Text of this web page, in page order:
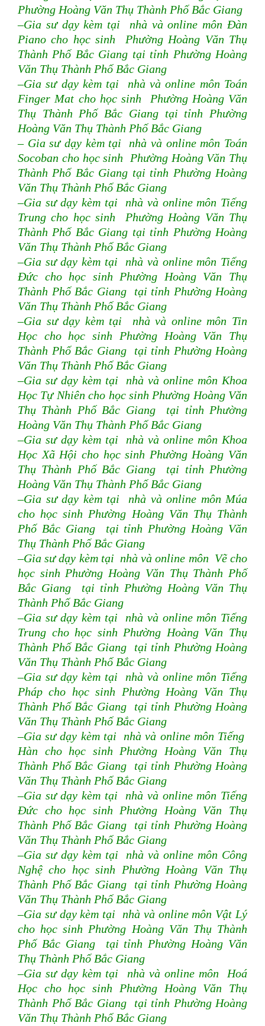
Phường Hoàng Văn Thụ Thành Phố Bắc Giang
–Gia sư dạy kèm tại nhà và online môn Đàn
Piano cho học sinh Phường Hoàng Văn Thụ
Thành Phố Bắc Giang tại tỉnh Phường Hoàng
Văn Thụ Thành Phố Bắc Giang
–Gia sư dạy kèm tại nhà và online môn Toán
Finger Mat cho học sinh Phường Hoàng Văn
Thụ Thành Phố Bắc Giang tại tỉnh Phường
Hoàng Văn Thụ Thành Phố Bắc Giang
– Gia sư dạy kèm tại nhà và online môn Toán
Socoban cho học sinh Phường Hoàng Văn Thụ
Thành Phố Bắc Giang tại tỉnh Phường Hoàng
Văn Thụ Thành Phố Bắc Giang
–Gia sư dạy kèm tại nhà và online môn Tiếng
Trung cho học sinh Phường Hoàng Văn Thụ
Thành Phố Bắc Giang tại tỉnh Phường Hoàng
Văn Thụ Thành Phố Bắc Giang
–Gia sư dạy kèm tại nhà và online môn Tiếng
Đức cho học sinh Phường Hoàng Văn Thụ
Thành Phố Bắc Giang tại tỉnh Phường Hoàng
Văn Thụ Thành Phố Bắc Giang
–Gia sư dạy kèm tại nhà và online môn Tin
Học cho học sinh Phường Hoàng Văn Thụ
Thành Phố Bắc Giang tại tỉnh Phường Hoàng
Văn Thụ Thành Phố Bắc Giang
–Gia sư dạy kèm tại nhà và online môn Khoa
Học Tự Nhiên cho học sinh Phường Hoàng Văn
Thụ Thành Phố Bắc Giang tại tỉnh Phường
Hoàng Văn Thụ Thành Phố Bắc Giang
–Gia sư dạy kèm tại nhà và online môn Khoa
Học Xã Hội cho học sinh Phường Hoàng Văn
Thụ Thành Phố Bắc Giang tại tỉnh Phường
Hoàng Văn Thụ Thành Phố Bắc Giang
–Gia sư dạy kèm tại nhà và online môn Múa
cho học sinh Phường Hoàng Văn Thụ Thành
Phố Bắc Giang tại tỉnh Phường Hoàng Văn
Thụ Thành Phố Bắc Giang
–Gia sư dạy kèm tại nhà và online môn Vẽ cho
học sinh Phường Hoàng Văn Thụ Thành Phố
Bắc Giang tại tỉnh Phường Hoàng Văn Thụ
Thành Phố Bắc Giang
–Gia sư dạy kèm tại nhà và online môn Tiếng
Trung cho học sinh Phường Hoàng Văn Thụ
Thành Phố Bắc Giang tại tỉnh Phường Hoàng
Văn Thụ Thành Phố Bắc Giang
–Gia sư dạy kèm tại nhà và online môn Tiếng
Pháp cho học sinh Phường Hoàng Văn Thụ
Thành Phố Bắc Giang tại tỉnh Phường Hoàng
Văn Thụ Thành Phố Bắc Giang
–Gia sư dạy kèm tại nhà và online môn Tiếng
Hàn cho học sinh Phường Hoàng Văn Thụ
Thành Phố Bắc Giang tại tỉnh Phường Hoàng
Văn Thụ Thành Phố Bắc Giang
–Gia sư dạy kèm tại nhà và online môn Tiếng
Đức cho học sinh Phường Hoàng Văn Thụ
Thành Phố Bắc Giang tại tỉnh Phường Hoàng
Văn Thụ Thành Phố Bắc Giang
–Gia sư dạy kèm tại nhà và online môn Công
Nghệ cho học sinh Phường Hoàng Văn Thụ
Thành Phố Bắc Giang tại tỉnh Phường Hoàng
Văn Thụ Thành Phố Bắc Giang
–Gia sư dạy kèm tại nhà và online môn Vật Lý
cho học sinh Phường Hoàng Văn Thụ Thành
Phố Bắc Giang tại tỉnh Phường Hoàng Văn
Thụ Thành Phố Bắc Giang
–Gia sư dạy kèm tại nhà và online môn Hoá
Học cho học sinh Phường Hoàng Văn Thụ
Thành Phố Bắc Giang tại tỉnh Phường Hoàng
Văn Thụ Thành Phố Bắc Giang